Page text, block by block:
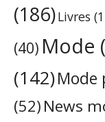
(186)Livres
(40) Mode
(142)Mode
(52) News